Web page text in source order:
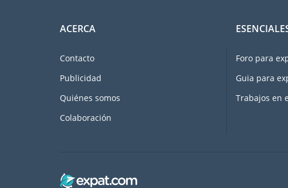
ACERCA
Contacto
Publicidad
Quiénes somos
Colaboración
Foro para
Guia para
Trabajos en